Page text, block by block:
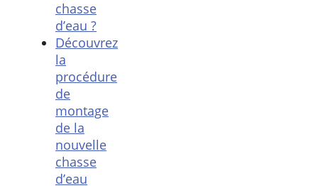
chasse
d’eau ?
Découvrez
la
procédure
de
montage
de la
nouvelle
chasse
d’eau